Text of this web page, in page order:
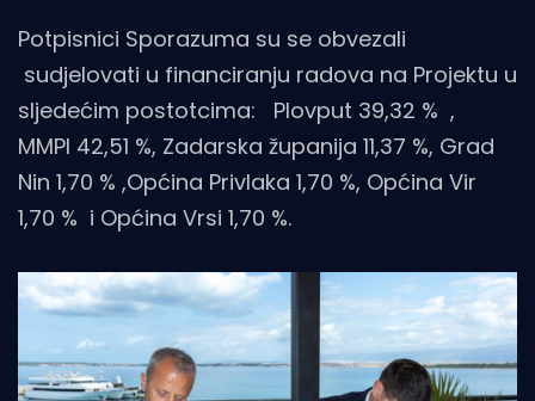
Potpisnici Sporazuma su se obvezali
sudjelovati u financiranju radova na Projektu u
sljedećim postotcima: Plovput 39,32 % ,
MMPI 42,51 %, Zadarska županija 11,37 %, Grad
Nin 1,70 % ,Općina Privlaka 1,70 %, Općina Vir
1,70 % i Općina Vrsi 1,70 %.